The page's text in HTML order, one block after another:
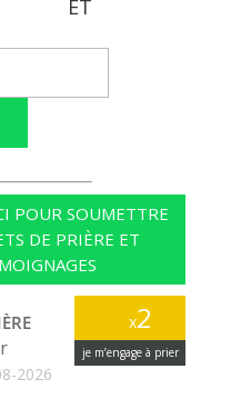
ET
POUR SOUMETTRE
DE PRIÈRE ET
x2
je m’engage à prier
2026